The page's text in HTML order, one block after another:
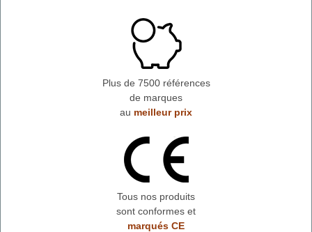
Plus de 7500 références
de marques
au meilleur prix
Tous nos produits
sont conformes et
marqués CE